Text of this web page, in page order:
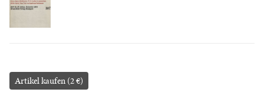
Artikel kaufen (2 €)